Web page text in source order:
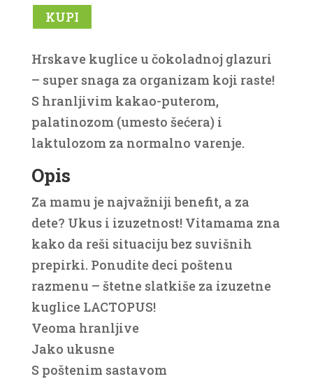
KUPI
Hrskave kuglice u čokoladnoj glazuri
– super snaga za organizam koji raste!
S hranljivim kakao-puterom,
palatinozom (umesto šećera) i
laktulozom za normalno varenje.
Opis
Za mamu je najvažniji benefit, a za
dete? Ukus i izuzetnost! Vitamama zna
kako da reši situaciju bez suvišnih
prepirki. Ponudite deci poštenu
razmenu – štetne slatkiše za izuzetne
kuglice LACTOPUS!
Veoma hranljive
Jako ukusne
S poštenim sastavom